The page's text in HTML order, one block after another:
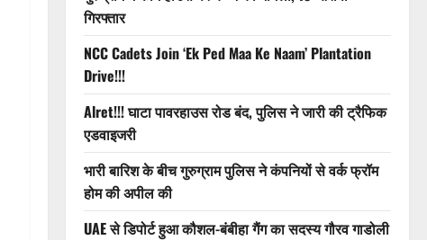
गिरफ्तार
NCC Cadets Join ‘Ek Ped Maa Ke Naam’ Plantation
Drive!!!
Alret!!! घाटा पावरहाउस रोड बंद, पुलिस ने जारी की ट्रैफिक
एडवाइजरी
भारी बारिश के बीच गुरुग्राम पुलिस ने कंपनियों से वर्क फ्रॉम
होम की अपील की
UAE से डिपोर्ट हुआ कौशल-बंबीहा गैंग का सदस्य गौरव गाडोली